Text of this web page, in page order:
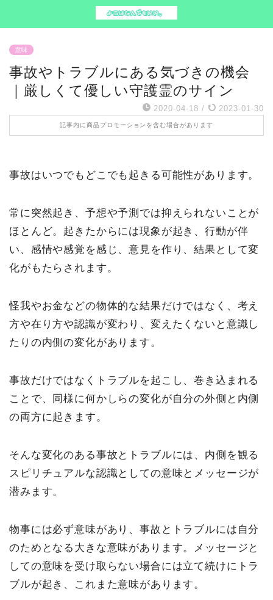
意味
事故やトラブルにある気づきの機会
｜厳しくて優しい守護霊のサイン
2020-04-18 / 2023-01-30
記事内に商品プロモーションを含む場合があります
事故はいつでもどこでも起きる可能性があります。
常に突然起き、予想や予測では抑えられないことが
ほとんど。起きたからには現象が起き、行動が伴
い、感情や感覚を感じ、意見を作り、結果として変
化がもたらされます。
怪我やお金などの物体的な結果だけではなく、考え
方や在り方や認識が変わり、変えたくないと意識し
たりの内側の変化があります。
事故だけではなくトラブルを起こし、巻き込まれる
ことで、同様に何かしらの変化が自分の外側と内側
の両方に起きます。
そんな変化のある事故とトラブルには、内側を観る
スピリチュアルな認識としての意味とメッセージが
潜みます。
物事には必ず意味があり、事故とトラブルには自分
のためとなる大きな意味があります。メッセージと
しての意味を受け取らない場合には立て続けにトラ
ブルが起き、これまた意味があります。